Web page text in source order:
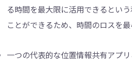
る時間を最大限に活用できるとい
ことができるため、時間のロスを
一つの代表的な位置情報共有アプ